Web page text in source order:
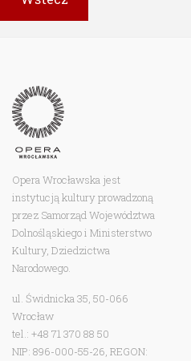
Opera Wrocławska jest
instytucją kultury prowadzoną
przez Samorząd Województwa
Dolnośląskiego i Ministerstwo
Kultury, Dziedzictwa
Narodowego.
ul. Świdnicka 35, 50-066
Wrocław
tel.: +48 71 370 88 50
NIP: 896-000-55-26, REGON: